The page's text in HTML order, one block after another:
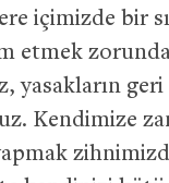
içimizde bir
etmek
yasakların
Kendimize